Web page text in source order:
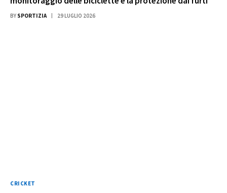
BY SPORTIZIA 29 LUGLIO 2026
CRICKET